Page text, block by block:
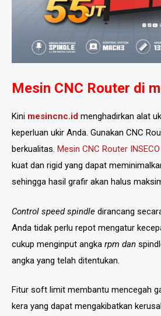
Mesin CNC Router di
Kini mesincnc.id menghadirkan alat
keperluan ukir Anda. Gunakan CNC
berkualitas. Mesin CNC Router INSECO
kuat dan rigid yang dapat
sehingga hasil grafir akan halus
Control speed spindle dirancang
Anda tidak perlu repot mengatur
cukup menginput angka rpm dan
angka yang telah ditentukan.
Fitur soft limit membantu mencegah
kera yang dapat mengakibatkan